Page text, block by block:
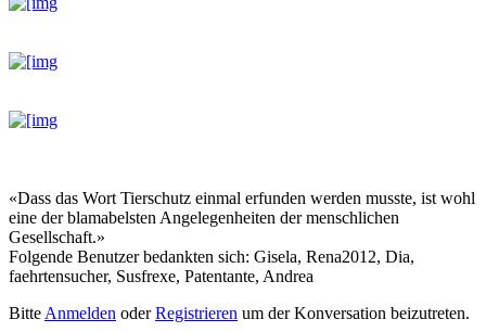
«Dass das Wort Tierschutz einmal erfunden werden musste, ist wohl
eine der blamabelsten Angelegenheiten der menschlichen
Gesellschaft.»
Folgende Benutzer bedankten sich: Gisela, Rena2012, Dia,
faehrtensucher, Susfrexe, Patentante, Andrea
Bitte Anmelden oderRegistrieren um der Konversation beizutreten.